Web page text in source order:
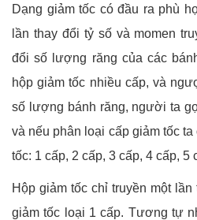
Dạng giảm tốc có đầu ra phù
lần thay đổi tỷ số và momen
đổi số lượng răng của các
hộp giảm tốc nhiều cấp, và
số lượng bánh răng, người ta
và nếu phân loại cấp giảm tốc
tốc: 1 cấp, 2 cấp, 3 cấp, 4 cấp, 5
Hộp giảm tốc chỉ truyền một
giảm tốc loại 1 cấp. Tương tự